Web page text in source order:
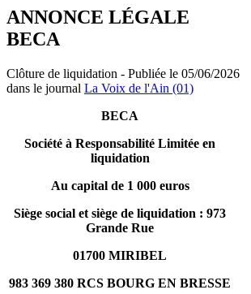
ANNONCE LÉGALE
BECA
Clôture de liquidation - Publiée le 05/06/2026
dans le journal La Voix de l'Ain (01)
BECA
Société à Responsabilité Limitée en
liquidation
Au capital de 1 000 euros
Siège social et siège de liquidation : 973
Grande Rue
01700 MIRIBEL
983 369 380 RCS BOURG EN BRESSE